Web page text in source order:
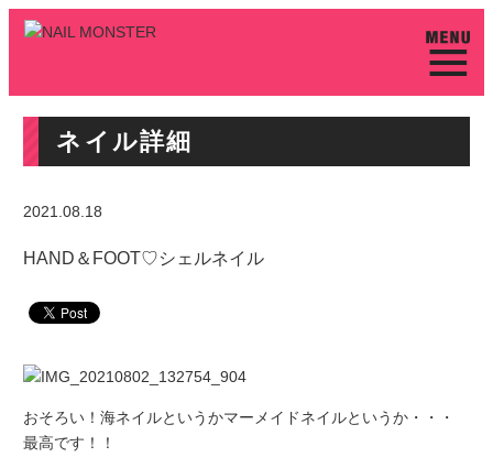
ネイル詳細
2021.08.18
HAND＆FOOT♡シェルネイル
おそろい！海ネイルというかマーメイドネイルというか・・・
最高です！！